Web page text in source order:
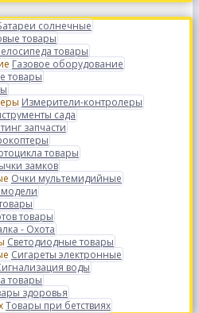
солнечные
товары
товары
Газовое оборудование
товары
Измерители-контролеры
сада
запчасти
товары
замков
Очки мультемидийные
товары
- Охота
Светодиодные товары
Сигареты электронные
воды
товары
здоровья
Товары при бетствиях